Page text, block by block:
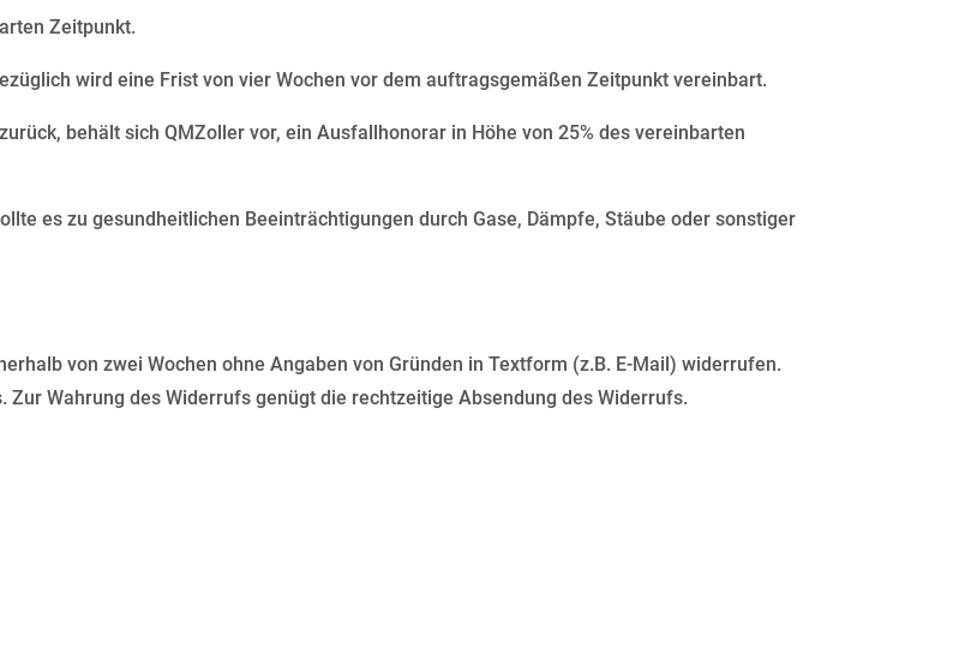
Zeitpunkt.
wird eine Frist von vier Wochen vor dem auftragsgemäßen Zeitpunkt vereinbart.
behält sich QMZoller vor, ein Ausfallhonorar in Höhe von 25% des vereinbarten
es zu gesundheitlichen Beeinträchtigungen durch Gase, Dämpfe, Stäube oder sonstiger
von zwei Wochen ohne Angaben von Gründen in Textform (z.B. E-Mail) widerrufen.
Wahrung des Widerrufs genügt die rechtzeitige Absendung des Widerrufs.